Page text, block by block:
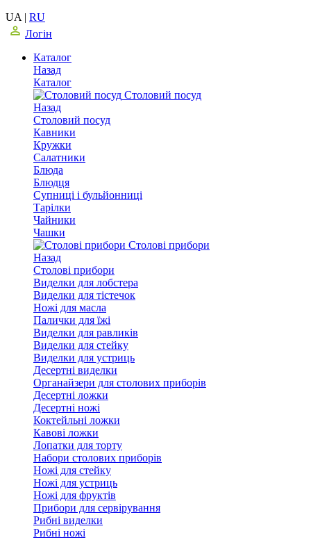
UA | RU
Логін
Каталог
Назад
Каталог
Столовий посуд
Назад
Столовий посуд
Кавники
Кружки
Салатники
Блюда
Блюдця
Супниці і бульйонниці
Тарілки
Чайники
Чашки
Столові прибори
Назад
Столові прибори
Виделки для лобстера
Виделки для тістечок
Ножі для масла
Палички для їжі
Виделки для равликів
Виделки для стейку
Виделки для устриць
Десертні виделки
Органайзери для столових приборів
Десертні ложки
Десертні ножі
Коктейльні ложки
Кавові ложки
Лопатки для торту
Набори столових приборів
Ножі для стейку
Ножі для устриць
Ножі для фруктів
Прибори для сервірування
Рибні виделки
Рибні ножі